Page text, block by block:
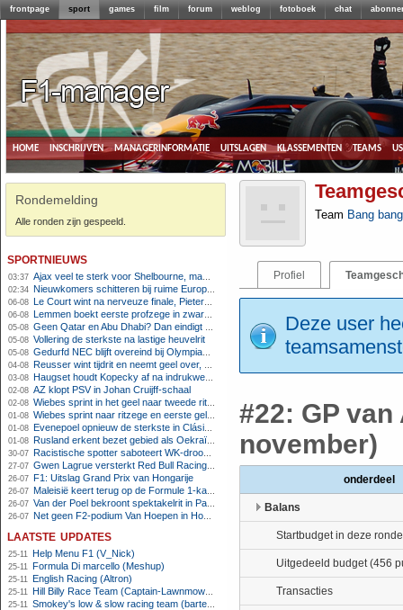
frontpage sport games film forum weblog fotoboek chat
home inschrijven managerinformatie uitslagen klassementen teams
Rondemelding
Alle ronden zijn gespeeld.
sportnieuws
03:37 Ajax veel te sterk voor Shelbourne, maar houdt schade beperkt
02:34 Nieuwkomers schitteren bij ruime Europese zege FC Twente
06-08 Le Court wint na nerveuze finale, Pieterse derde
06-08 Lemmen boekt eerste profzege in zware Ronde van Polen-rit
05-08 Geen Qatar en Abu Dhabi? Dan eindigt Formule 1-seizoen mogelijk in Europa
05-08 Vollering de sterkste na lastige heuvelrit
05-08 Gedurfd NEC blijft overeind bij Olympiakos
04-08 Reusser wint tijdrit en neemt geel over, Nooijen knap tweede
03-08 Haugset houdt Kopecky af na indrukwekkende solo van 86 kilometer
02-08 AZ klopt PSV in Johan Cruijff-schaal
02-08 Wiebes sprint in het geel naar tweede ritzege
01-08 Wiebes sprint naar ritzege en eerste gele trui in Tour Femmes
01-08 Evenepoel opnieuw de sterkste in Clásica San Sebastián
01-08 Rusland erkent bezet gebied als Oekraïens voor opheffing IOC-schorsing
30-07 Racistische spotter saboteert WK-droom van powerliftster
27-07 Gwen Lagrue versterkt Red Bull Racing vanaf 2027
26-07 F1: Uitslag Grand Prix van Hongarije
26-07 Maleisië keert terug op de Formule 1-kalender in 2026
26-07 Van der Poel bekroont spektakelrit in Parijs met nipte zege; eindzege Pogacar
26-07 Net geen F2-podium Van Hoepen in Hongarije, Leon maakt indruk
laatste updates
25-11 Help Menu F1 (V_Nick)
25-11 Formula Di marcello (Meshup)
25-11 English Racing (Altron)
25-11 Hill Billy Race Team (Captain-Lawnmower)
25-11 Smokey's low & slow racing team (bartello)
Team Bang
Profiel
Deze user
#22: GP
november)
onderdeel
Balans
Startbudget in deze ronde
Uitgedeeld budget (456
Transacties